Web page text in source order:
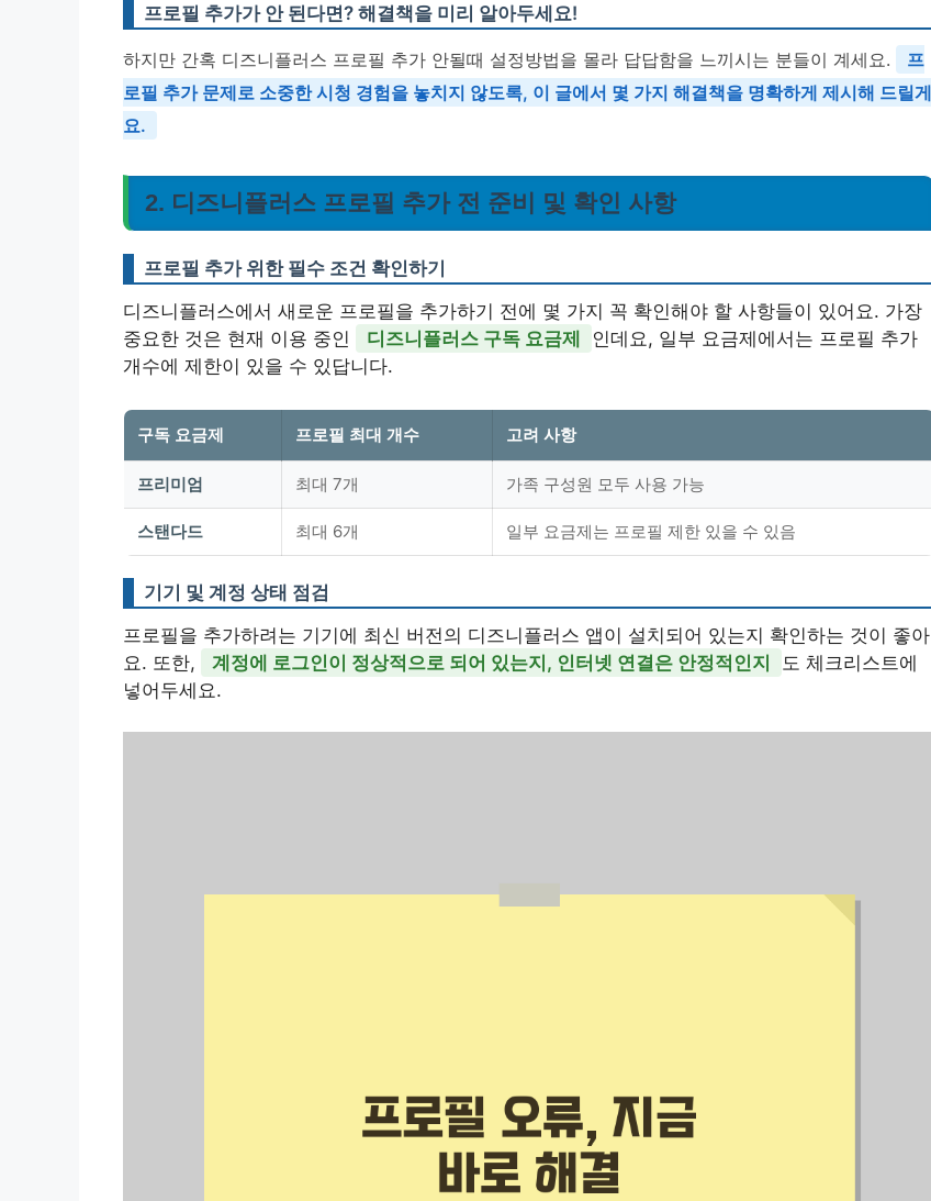
프로필 추가가 안 된다면? 해결책을 미리 알아두세요!
하지만 간혹 디즈니플러스 프로필 추가 안될때 설정방법을 몰라 답답함을 느끼시는 분들이 계세요.
프
로필 추가 문제로 소중한 시청 경험을 놓치지 않도록, 이 글에서 몇 가지 해결책을 명확하게 제시해 드릴게
요.
2. 디즈니플러스 프로필 추가 전 준비 및 확인 사항
프로필 추가 위한 필수 조건 확인하기
디즈니플러스에서 새로운 프로필을 추가하기 전에 몇 가지 꼭 확인해야 할 사항들이 있어요. 가장
중요한 것은 현재 이용 중인
디즈니플러스 구독 요금제
인데요, 일부 요금제에서는 프로필 추가
개수에 제한이 있을 수 있답니다.
구독 요금제 프로필 최대 개수 고려 사항
프리미엄 최대 7개 가족 구성원 모두 사용 가능
스탠다드 최대 6개 일부 요금제는 프로필 제한 있을 수 있음
기기 및 계정 상태 점검
프로필을 추가하려는 기기에 최신 버전의 디즈니플러스 앱이 설치되어 있는지 확인하는 것이 좋아
요. 또한,
계정에 로그인이 정상적으로 되어 있는지, 인터넷 연결은 안정적인지
도 체크리스트에
넣어두세요.